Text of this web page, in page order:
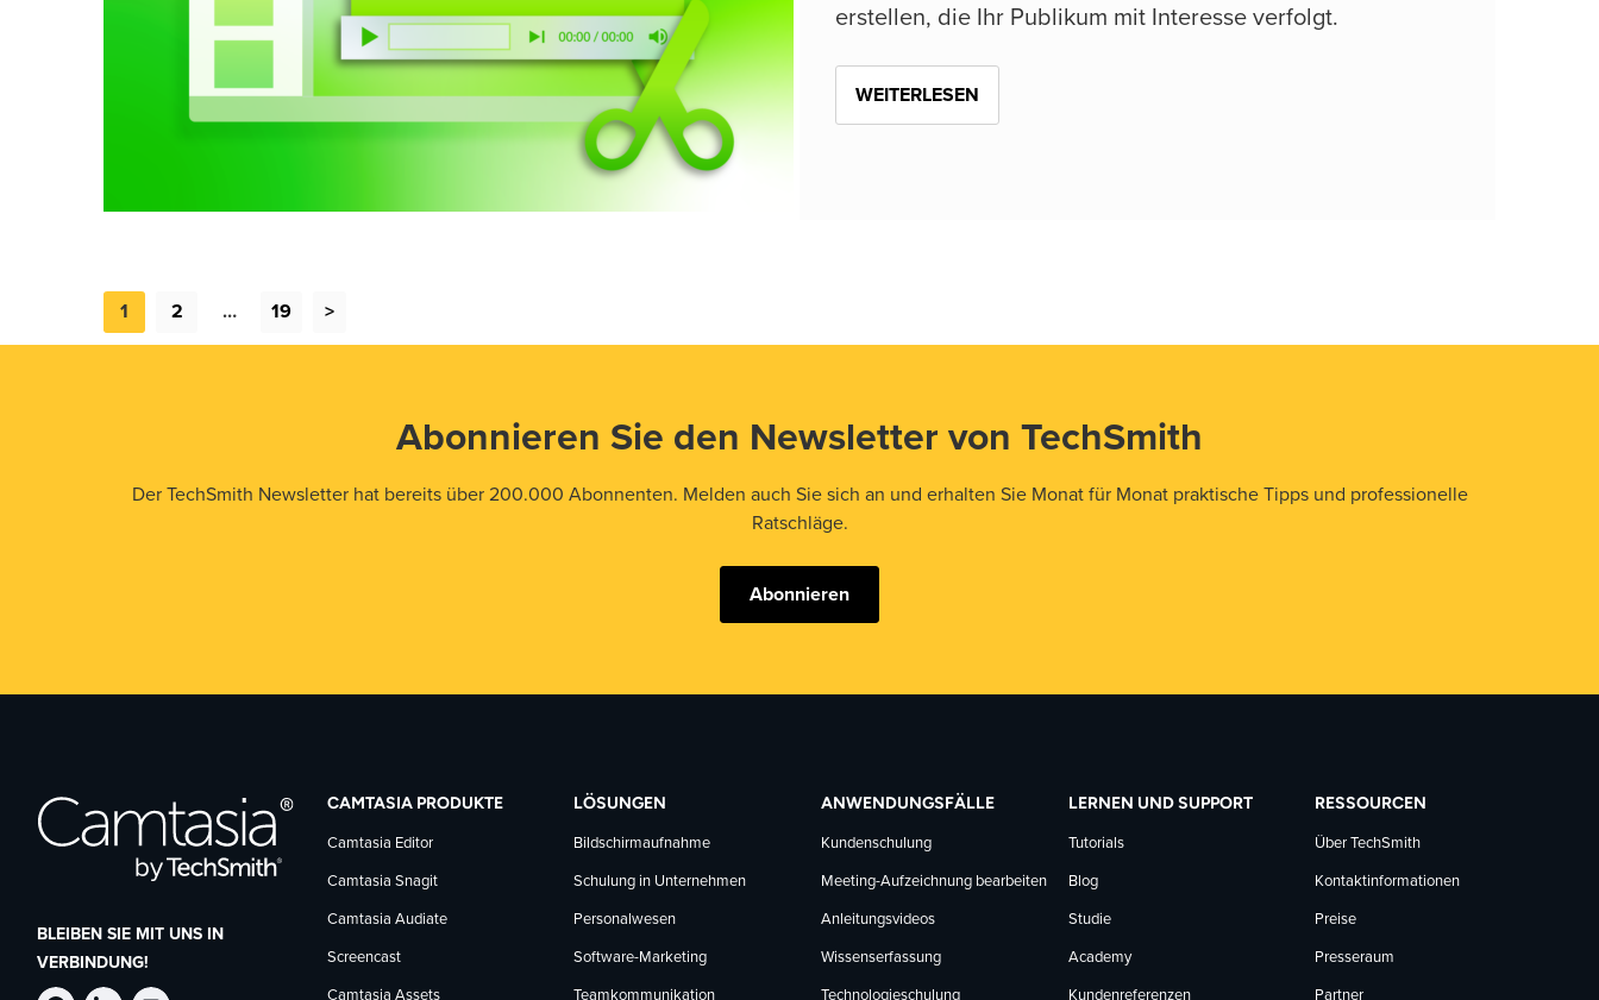
erstellen, die Ihr Publikum mit Interesse verfolgt.
WEITERLESEN
1 2 … 19 >
Abonnieren Sie den Newsletter von TechSmith
Der TechSmith Newsletter hat bereits über 200.000 Abonnenten. Melden auch Sie sich an und erhalten Sie Monat für Monat praktische Tipps und professionelle
Ratschläge.
Abonnieren
BLEIBEN SIE MIT UNS IN
VERBINDUNG!
CAMTASIA PRODUKTE
Camtasia Editor
Camtasia Snagit
Camtasia Audiate
Screencast
Camtasia Assets
LÖSUNGEN
Bildschirmaufnahme
Schulung in Unternehmen
Personalwesen
Software-Marketing
Teamkommunikation
ANWENDUNGSFÄLLE
Kundenschulung
Meeting-Aufzeichnung bearbeiten
Anleitungsvideos
Wissenserfassung
Technologieschulung
LERNEN UND SUPPORT
Tutorials
Blog
Studie
Academy
Kundenreferenzen
RESSOURCEN
Über TechSmith
Kontaktinformationen
Preise
Presseraum
Partner